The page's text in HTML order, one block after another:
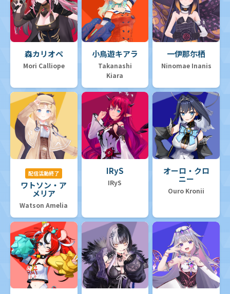
森カリオペ
Mori Calliope
小鳥遊キアラ
Takanashi
Kiara
一伊那尓栖
Ninomae Inanis
配信活動終了
ワトソン・ア
メリア
Watson Amelia
IRyS
IRyS
オーロ・クロ
ニー
Ouro Kronii